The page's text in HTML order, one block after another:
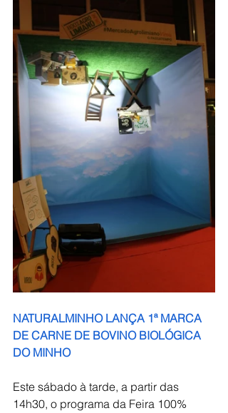
NATURALMINHO LANÇA 1ª MARCA
DE CARNE DE BOVINO BIOLÓGICA
DO MINHO
Este sábado à tarde, a partir das
14h30, o programa da Feira 100%